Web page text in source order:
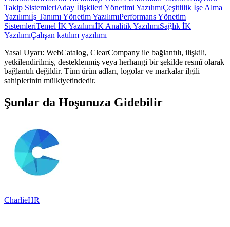
Takip SistemleriAday İlişkileri Yönetimi YazılımıÇeşitlilik İşe Alma
Yazılımıİş Tanımı Yönetim YazılımıPerformans Yönetim
SistemleriTemel İK YazılımıİK Analitik YazılımıSağlık İK
YazılımıÇalışan katılım yazılımı
Yasal Uyarı: WebCatalog, ClearCompany ile bağlantılı, ilişkili,
yetkilendirilmiş, desteklenmiş veya herhangi bir şekilde resmî olarak
bağlantılı değildir. Tüm ürün adları, logolar ve markalar ilgili
sahiplerinin mülkiyetindedir.
Şunlar da Hoşunuza Gidebilir
CharlieHR